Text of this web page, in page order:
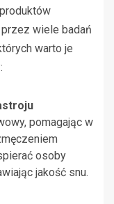
wiele badań
warto je
pomagając w
osoby
jakość snu.